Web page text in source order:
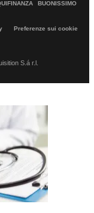
BUONISSIMO
Preferenze sui cookie
S.á r.l.